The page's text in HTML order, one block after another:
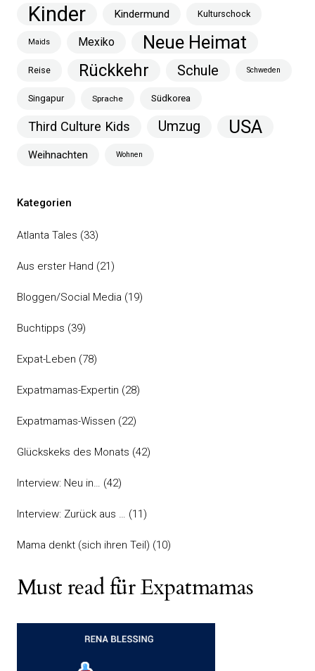
Kinder Kindermund Kulturschock
Maids Mexiko Neue Heimat
Reise Rückkehr Schule Schweden
Singapur Sprache Südkorea
Third Culture Kids Umzug USA
Weihnachten Wohnen
Kategorien
Atlanta Tales (33)
Aus erster Hand (21)
Bloggen/Social Media (19)
Buchtipps (39)
Expat-Leben (78)
Expatmamas-Expertin (28)
Expatmamas-Wissen (22)
Glückskeks des Monats (42)
Interview: Neu in… (42)
Interview: Zurück aus … (11)
Mama denkt (sich ihren Teil) (10)
Must read für Expatmamas